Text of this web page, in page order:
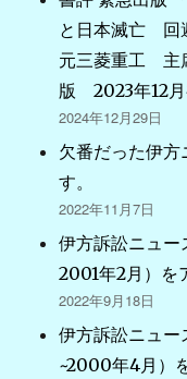
と日本滅亡 回
元三菱重工 主
版 2023年12
2024年12月29日
欠番だった伊方
す。
2022年11月7日
伊方訴訟ニュ
2001年2月）を
2022年9月18日
伊方訴訟ニュー
~2000年4月）